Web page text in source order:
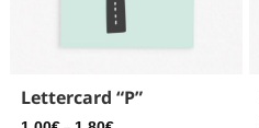
Lettercard “P”